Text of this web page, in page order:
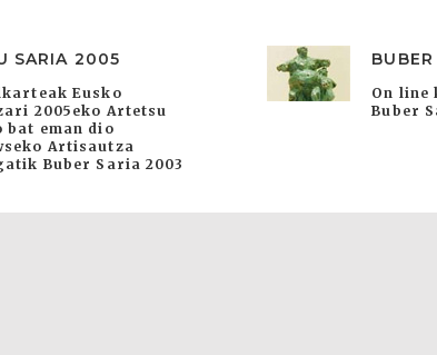
SARIA 2005
Eusko
2005eko Artetsu
bat eman dio
Artisautza
Buber Saria 2003
On line
Buber